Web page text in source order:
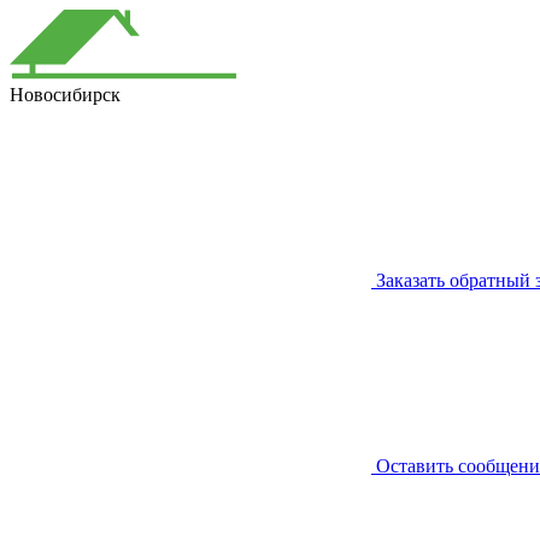
Новосибирск
Заказать обратный
Оставить